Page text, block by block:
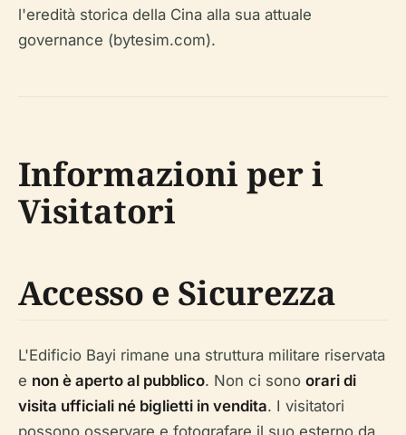
l'eredità storica della Cina alla sua attuale
governance (bytesim.com).
Informazioni per i
Visitatori
Accesso e Sicurezza
L'Edificio Bayi rimane una struttura militare riservata
e non è aperto al pubblico. Non ci sono orari di
visita ufficiali né biglietti in vendita. I visitatori